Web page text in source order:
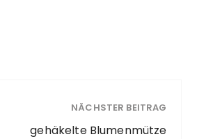
NÄCHSTER BEITRAG
gehäkelte Blumenmütze